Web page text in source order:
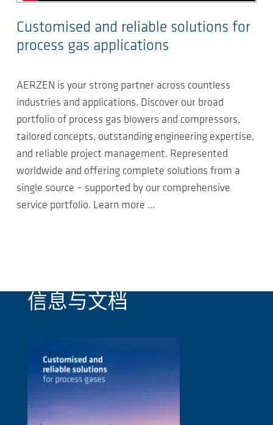
Customised and reliable solutions for
process gas applications
AERZEN is your strong partner across countless
industries and applications. Discover our broad
portfolio of process gas blowers and compressors,
tailored concepts, outstanding engineering expertise,
and reliable project management. Represented
worldwide and offering complete solutions from a
single source – supported by our comprehensive
service portfolio. Learn more ...
信息与文档